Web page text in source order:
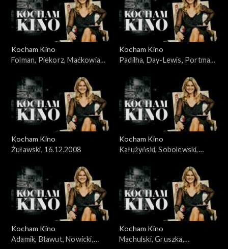
Kocham Kino
Folman, Piekorz, Maćkowiak,
Kocham Kino
Padilha, Day-Lewis, Portman,
Kocham Kino
Żuławski, 16.12.2008
Kocham Kino
Kałużyński, Sobolewski,
Kocham Kino
Adamik, Bławut, Nowicki,
Kocham Kino
Machulski, Gruszka,